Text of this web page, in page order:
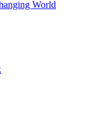
World